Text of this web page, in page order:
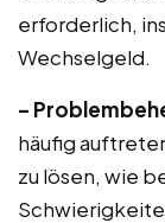
erforderlich,
Wechselgeld.
–
häufig
zu lösen, wie